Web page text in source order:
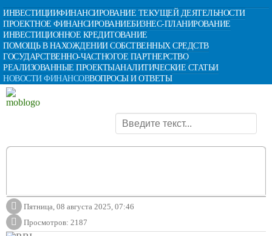
ИНВЕСТИЦИИФИНАНСИРОВАНИЕ ТЕКУЩЕЙ ДЕЯТЕЛЬНОСТИ
ПРОЕКТНОЕ ФИНАНСИРОВАНИЕБИЗНЕС-ПЛАНИРОВАНИЕ
ИНВЕСТИЦИОННОЕ КРЕДИТОВАНИЕ
ПОМОЩЬ В НАХОЖДЕНИИ СОБСТВЕННЫХ СРЕДСТВ
ГОСУДАРСТВЕННО-ЧАСТНОГОЕ ПАРТНЕРСТВО
РЕАЛИЗОВАННЫЕ ПРОЕКТЫАНАЛИТИЧЕСКИЕ СТАТЬИ
НОВОСТИ ФИНАНСОВВОПРОСЫ И ОТВЕТЫ
Пятница, 08 августа 2025, 07:46
Просмотров: 2187